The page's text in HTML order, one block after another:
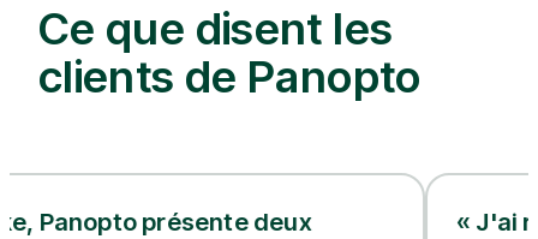
Ce que disent les
clients de Panopto
présente deux
« J'ai reçu de